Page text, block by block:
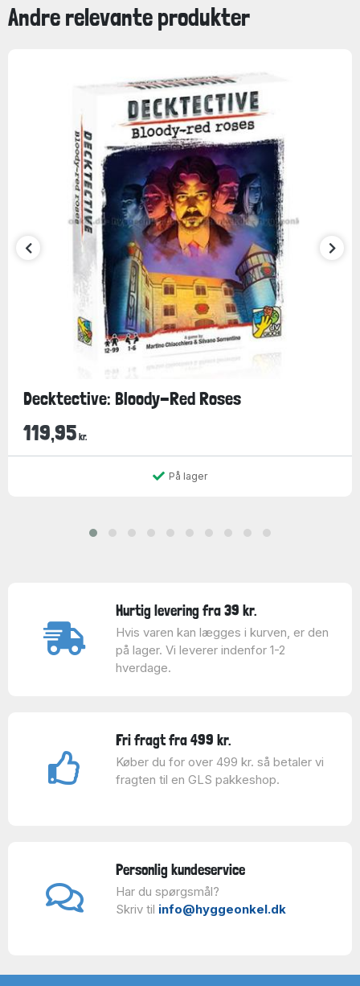
Andre relevante produkter
Decktective: Bloody-Red Roses
119,95 kr.
På lager
Hurtig levering fra 39 kr.
Hvis varen kan lægges i kurven, er den
på lager. Vi leverer indenfor 1-2
hverdage.
Fri fragt fra 499 kr.
Køber du for over 499 kr. så betaler vi
fragten til en GLS pakkeshop.
Personlig kundeservice
Har du spørgsmål?
Skriv til info@hyggeonkel.dk